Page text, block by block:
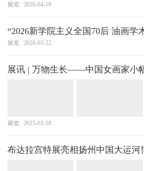
展览 2026-04-18
“2026新学院主义全国70后 油画学
展览 2026-03-22
展讯 | 万物生长——中国女画家小
展览 2025-03-18
布达拉宫特展亮相扬州中国大运河